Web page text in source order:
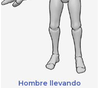
Hombre llevando